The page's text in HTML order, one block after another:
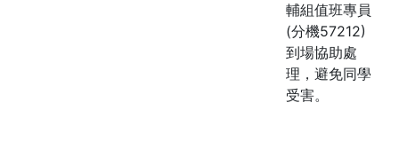
輔組值班專員
(分機57212)
到場協助處
理，避免同學
受害。